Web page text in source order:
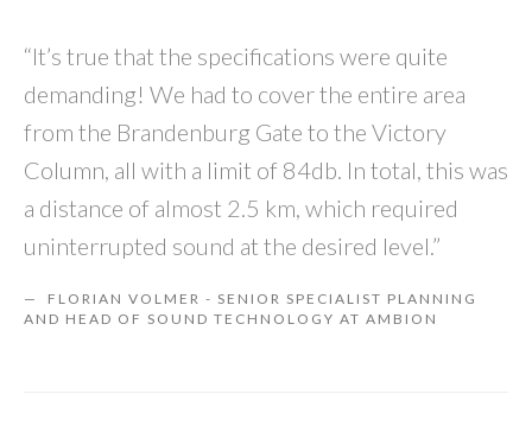
“It’s true that the specifications were quite
demanding! We had to cover the entire area
from the Brandenburg Gate to the Victory
Column, all with a limit of 84db. In total, this was
a distance of almost 2.5 km, which required
uninterrupted sound at the desired level.”
FLORIAN VOLMER - SENIOR SPECIALIST PLANNING
AND HEAD OF SOUND TECHNOLOGY AT AMBION